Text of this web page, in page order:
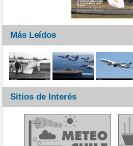
Más Leídos
Sitios de Interés